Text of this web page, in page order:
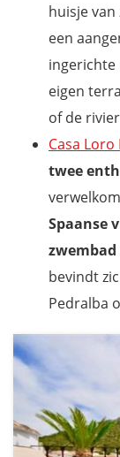
huisje
een
ingerichte
eigen
of de
Casa Loro
twee
Spaanse
zwembad
bevindt
Pedralba